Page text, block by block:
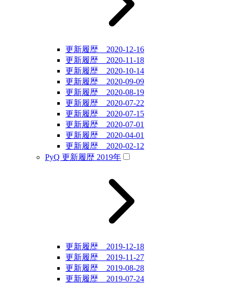
更新履歴 2020-12-16
更新履歴 2020-11-18
更新履歴 2020-10-14
更新履歴 2020-09-09
更新履歴 2020-08-19
更新履歴 2020-07-22
更新履歴 2020-07-15
更新履歴 2020-07-01
更新履歴 2020-04-01
更新履歴 2020-02-12
PyQ 更新履歴 2019年
更新履歴 2019-12-18
更新履歴 2019-11-27
更新履歴 2019-08-28
更新履歴 2019-07-24